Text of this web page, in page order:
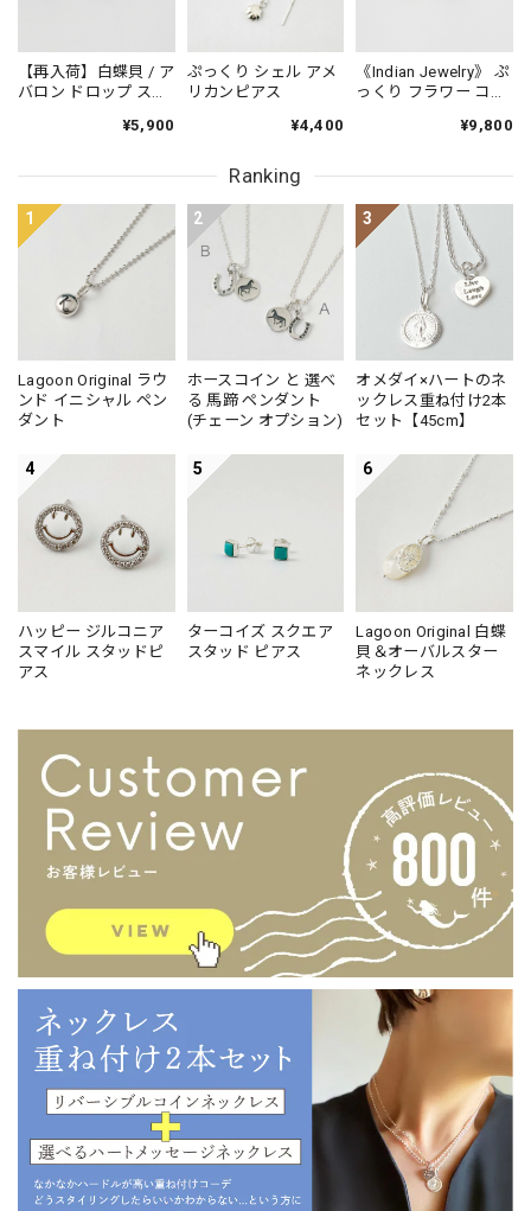
【再入荷】白蝶貝 / ア
バロン ドロップ スタ
アス プチピアス¥5,900
ぷっくり シェル アメ
リカンピアス
¥4,400
《Indian Jewelry》 ぷ
っくり フラワー コン
¥9,800
Ranking
1
Lagoon Original ラウ
ンド イニシャル ペン
ダント
2
ホースコイン と 選べ
る 馬蹄 ペンダント
(チェーン オプション)
3
オメダイ×ハートのネ
ックレス重ね付け2本
セット【45cm】
4
ハッピー ジルコニア
スマイル スタッドピ
アス
5
ターコイズ スクエア
スタッド ピアス
6
Lagoon Original 白蝶
貝＆オーバルスター
ネックレス